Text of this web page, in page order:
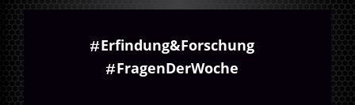
Erfindung&Forschung
FragenDerWoche